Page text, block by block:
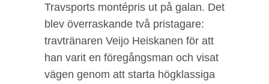
Travsports montépris ut på galan. Det
blev överraskande två pristagare:
travtränaren Veijo Heiskanen för att
han varit en föregångsman och visat
vägen genom att starta högklassiga